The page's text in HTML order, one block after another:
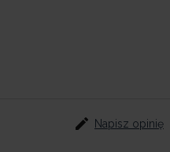
Napisz opinię